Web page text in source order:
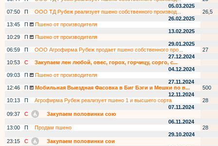
05.03.2025
07:50
П ООО ТД Рубеж реализует пшено собственного производ...
26,5
26.02.2025
13:45
П
Пшено от производителя
13.02.2025
10:29
П
Пшено от производителя
29.01.2025
06:59
П ООО Агрофирма Рубеж продает пшено собственного про...
27
27.12.2024
10:53
С
Закупаем лен любой, овес, горох, горчицу, сорго, с...
04.12.2024
09:03
П
Пшено от производителя
27.11.2024
12:46
П Мобильная Выездная Фасовка в Биг Бэги и Мешки по в...
500
12.11.2024
10:13
П Агрофирма Рубеж реализует пшено 1 и высшего сорта
28
07.11.2024
09:37
С
Закупаем половинки сою
06.11.2024
13:00
П Продам пшено
28
29.10.2024
23:15
С
Закупаем половинки сои